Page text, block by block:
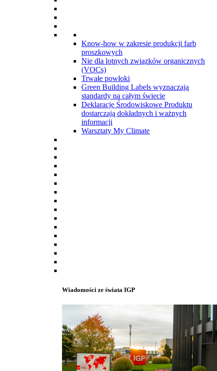
Know-how w zakresie produkcji farb
proszkowych
Nie dla lotnych związków organicznych
(VOCs)
Trwałe powłoki
Green Building Labels wyznaczają
standardy na całym świecie
Deklaracje Środowiskowe Produktu
dostarczają dokładnych i ważnych
informacji
Warsztaty My Climate
Wiadomości ze świata IGP